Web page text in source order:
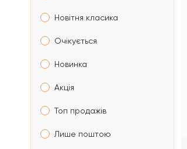
Новітня класика
Очікується
Новинка
Акція
Топ продажів
Лише поштою